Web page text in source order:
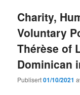
Charity,
Voluntary
Thérèse of
Dominican
Publisert01/10/2021